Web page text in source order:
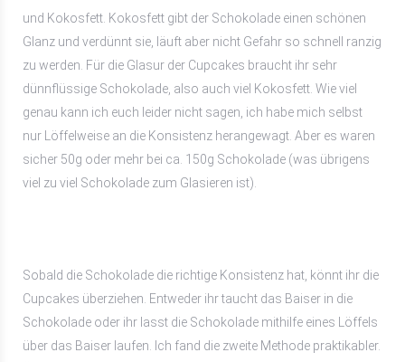
und Kokosfett. Kokosfett gibt der Schokolade einen schönen
Glanz und verdünnt sie, läuft aber nicht Gefahr so schnell ranzig
zu werden. Für die Glasur der Cupcakes braucht ihr sehr
dünnflüssige Schokolade, also auch viel Kokosfett. Wie viel
genau kann ich euch leider nicht sagen, ich habe mich selbst
nur Löffelweise an die Konsistenz herangewagt. Aber es waren
sicher 50g oder mehr bei ca. 150g Schokolade (was übrigens
viel zu viel Schokolade zum Glasieren ist).
Sobald die Schokolade die richtige Konsistenz hat, könnt ihr die
Cupcakes überziehen. Entweder ihr taucht das Baiser in die
Schokolade oder ihr lasst die Schokolade mithilfe eines Löffels
über das Baiser laufen. Ich fand die zweite Methode praktikabler.